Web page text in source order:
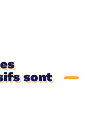
sont